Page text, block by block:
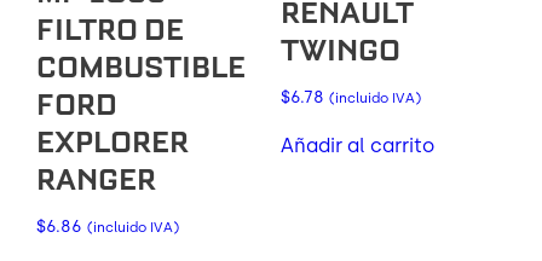
FILTRO DE
COMBUSTIBLE
FORD
EXPLORER
RANGER
$6.86 (incluido IVA)
RENAULT
TWINGO
$6.78 (incluido IVA)
Añadir al carrito